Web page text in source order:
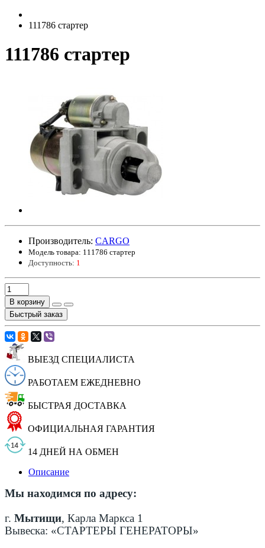
111786 стартер
111786 стартер
Производитель: CARGO
Модель товара: 111786 стартер
Доступность: 1
В корзину
Быстрый заказ
ВЫЕЗД СПЕЦИАЛИСТА
РАБОТАЕМ ЕЖЕДНЕВНО
БЫСТРАЯ ДОСТАВКА
ОФИЦИАЛЬНАЯ ГАРАНТИЯ
14 ДНЕЙ НА ОБМЕН
Описание
Мы находимся по адресу:
г. Мытищи, Карла Маркса 1
Вывеска: «СТАРТЕРЫ ГЕНЕРАТОРЫ»